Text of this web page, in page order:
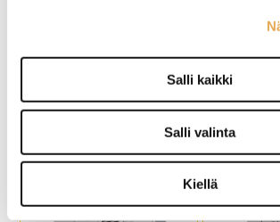
Salli kaikki
Salli valinta
Kiellä
Ulkomitat: (l) 800 x (s) 650 x
Sähköteho: 0,4 kW / 230 V.
Kalusteen päällä on
ruostumattomasta
Ulkomitat:
Sähköteho:
Kalusteen
teräksestä